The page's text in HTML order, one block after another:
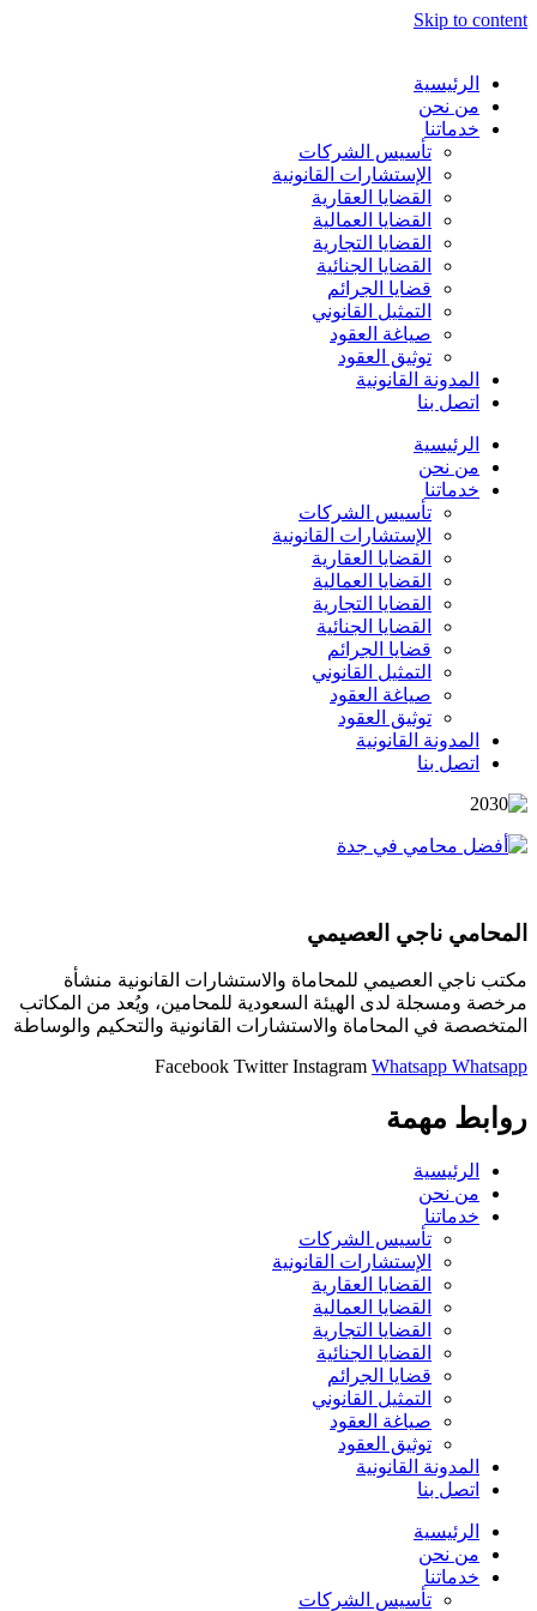
Skip to content
الرئيسية
من نحن
خدماتنا
تأسيس الشركات
الإستشارات القانونية
القضايا العقارية
القضايا العمالية
القضايا التجارية
القضايا الجنائية
قضايا الجرائم
التمثيل القانوني
صياغة العقود
توثيق العقود
المدونة القانونية
اتصل بنا
الرئيسية
من نحن
خدماتنا
تأسيس الشركات
الإستشارات القانونية
القضايا العقارية
القضايا العمالية
القضايا التجارية
القضايا الجنائية
قضايا الجرائم
التمثيل القانوني
صياغة العقود
توثيق العقود
المدونة القانونية
اتصل بنا
المحامي ناجي العصيمي
مكتب ناجي العصيمي للمحاماة والاستشارات القانونية منشأة
مرخصة ومسجلة لدى الهيئة السعودية للمحامين، ويُعد من المكاتب
المتخصصة في المحاماة والاستشارات القانونية والتحكيم والوساطة
Facebook Twitter Instagram Whatsapp Whatsapp
روابط مهمة
الرئيسية
من نحن
خدماتنا
تأسيس الشركات
الإستشارات القانونية
القضايا العقارية
القضايا العمالية
القضايا التجارية
القضايا الجنائية
قضايا الجرائم
التمثيل القانوني
صياغة العقود
توثيق العقود
المدونة القانونية
اتصل بنا
الرئيسية
من نحن
خدماتنا
تأسيس الشركات